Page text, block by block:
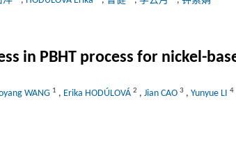
in PBHT process for nickel-
WANG 1 , Erika HODÚLOVÁ 2 , Jian CAO 3 , Yunyue LI 4